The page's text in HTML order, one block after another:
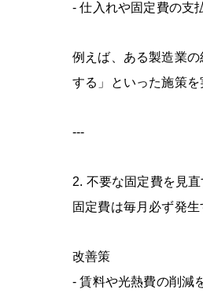
-仕入れや固定費の支
例えば、ある製造業
する」といった施策を
---
2. 不要な固定費を見直
固定費は毎月必ず発
改善策
-賃料や光熱費の削減